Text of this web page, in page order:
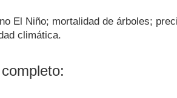
El Niño; mortalidad de árboles;
climática.